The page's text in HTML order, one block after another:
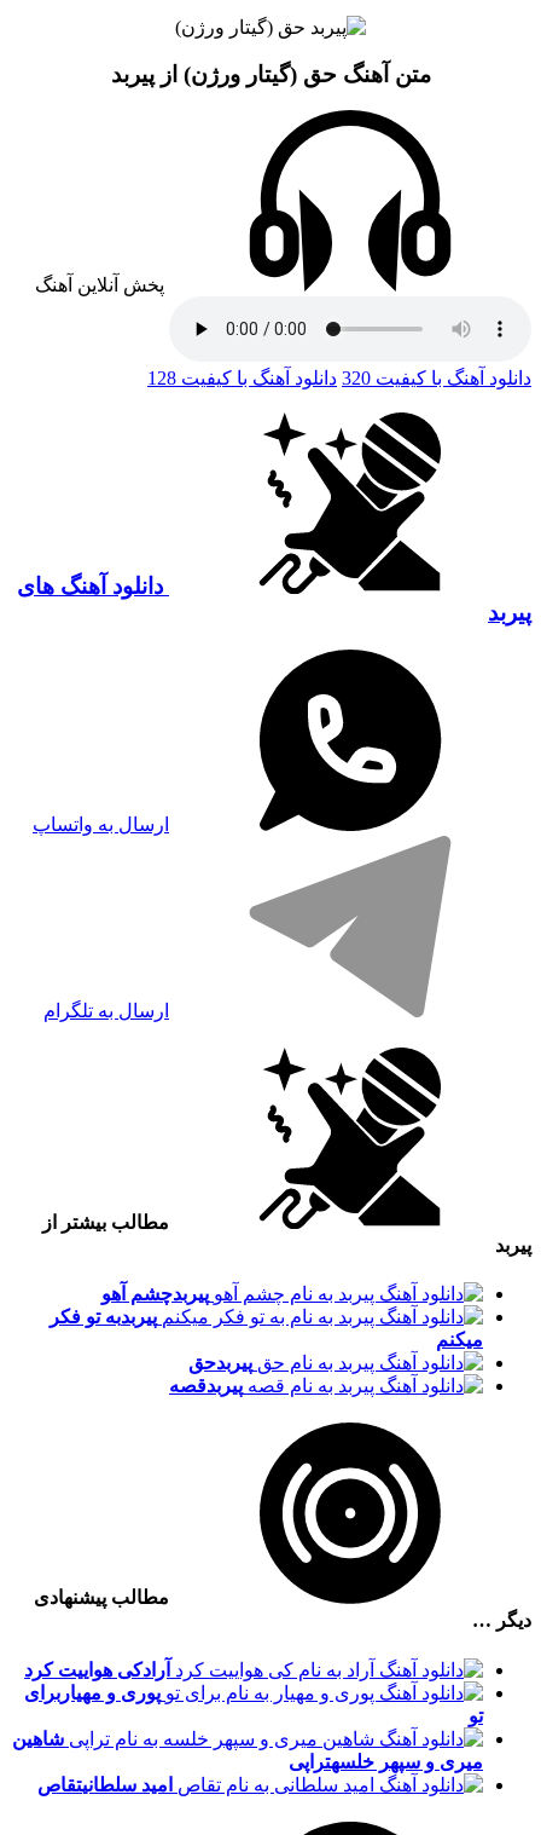
متن آهنگ حق (گیتار ورژن) از پیربد
پخش آنلاین آهنگ
دانلود آهنگ با کیفیت 320 دانلود آهنگ با کیفیت 128
دانلود آهنگ های
پیربد
ارسال به واتساپ
ارسال به تلگرام
مطالب بیشتر از
پیربد
پیربدچشم آهو
پیربدبه تو فکر
میکنم
پیربدحق
پیربدقصه
مطالب پیشنهادی
دیگر …
آرادکی هواییت کرد
پوری و مهیار برای
تو
شاهین
میری و سپهر خلسهتراپی
امید سلطانیتقاص